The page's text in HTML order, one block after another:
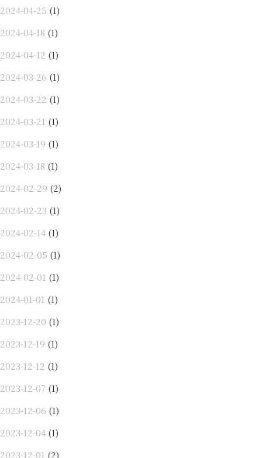
2024-04-25 (1)
2024-04-18 (1)
2024-04-12 (1)
2024-03-26 (1)
2024-03-22 (1)
2024-03-21 (1)
2024-03-19 (1)
2024-03-18 (1)
2024-02-29 (2)
2024-02-23 (1)
2024-02-14 (1)
2024-02-05 (1)
2024-02-01 (1)
2024-01-01 (1)
2023-12-20 (1)
2023-12-19 (1)
2023-12-12 (1)
2023-12-07 (1)
2023-12-06 (1)
2023-12-04 (1)
2023-12-01 (2)